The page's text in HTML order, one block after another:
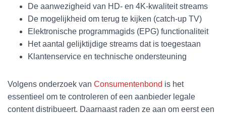
De aanwezigheid van HD- en 4K-kwaliteit streams
De mogelijkheid om terug te kijken (catch-up TV)
Elektronische programmagids (EPG) functionaliteit
Het aantal gelijktijdige streams dat is toegestaan
Klantenservice en technische ondersteuning
Volgens onderzoek van Consumentenbond is het
essentieel om te controleren of een aanbieder legale
content distribueert. Daarnaast raden ze aan om eerst een